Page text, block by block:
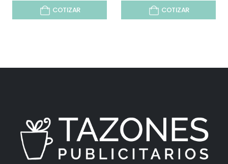
COTIZAR COTIZAR